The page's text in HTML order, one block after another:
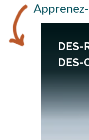
DES-
DES-